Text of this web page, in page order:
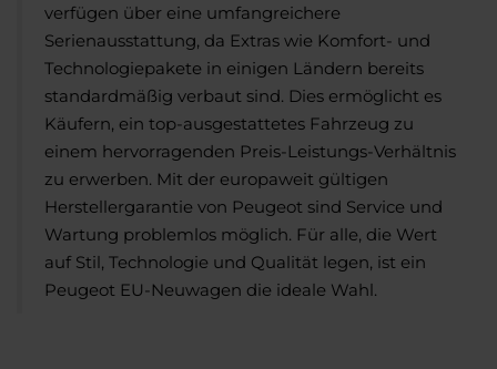
verfügen über eine umfangreichere
Serienausstattung, da Extras wie Komfort- und
Technologiepakete in einigen Ländern bereits
standardmäßig verbaut sind. Dies ermöglicht es
Käufern, ein top-ausgestattetes Fahrzeug zu
einem hervorragenden Preis-Leistungs-Verhältnis
zu erwerben. Mit der europaweit gültigen
Herstellergarantie von Peugeot sind Service und
Wartung problemlos möglich. Für alle, die Wert
auf Stil, Technologie und Qualität legen, ist ein
Peugeot EU-Neuwagen die ideale Wahl.